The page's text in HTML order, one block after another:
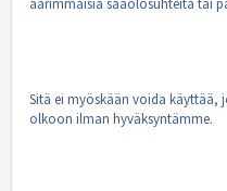
äärimmäisiä sääolosuhteita tai
Sitä ei myöskään voida
olkoon ilman hyväksyntämme.